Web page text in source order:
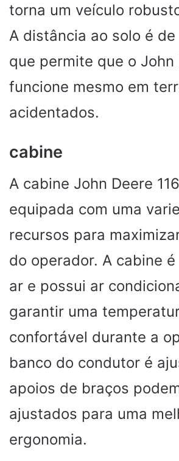
torna um veículo
A distância ao solo é
que permite que o John
funcione mesmo em
acidentados.
cabine
A cabine John Deere
equipada com uma
recursos para
do operador. A cabine
ar e possui ar
garantir uma
confortável durante a
banco do condutor é
apoios de braços
ajustados para uma
ergonomia.